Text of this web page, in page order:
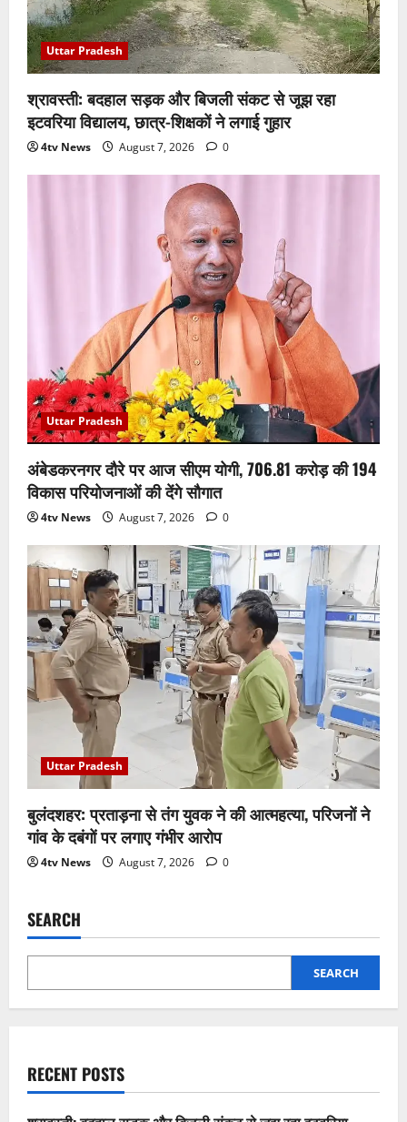
Uttar Pradesh
श्रावस्ती: बदहाल सड़क और बिजली संकट से जूझ रहा
इटवरिया विद्यालय, छात्र-शिक्षकों ने लगाई गुहार
4tv News August 7, 2026 0
Uttar Pradesh
अंबेडकरनगर दौरे पर आज सीएम योगी, 706.81 करोड़ की 194
विकास परियोजनाओं की देंगे सौगात
4tv News August 7, 2026 0
Uttar Pradesh
बुलंदशहर: प्रताड़ना से तंग युवक ने की आत्महत्या, परिजनों ने
गांव के दबंगों पर लगाए गंभीर आरोप
4tv News August 7, 2026 0
SEARCH
SEARCH
RECENT POSTS